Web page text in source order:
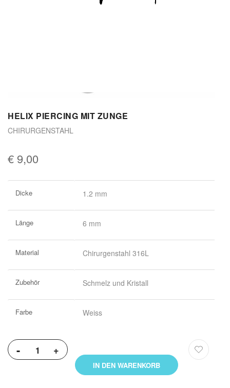
HELIX PIERCING MIT ZUNGE
CHIRURGENSTAHL
€ 9,00
Informationen
Dicke 1.2 mm
Länge 6 mm
Material Chirurgenstahl 316L
Zubehör Schmelz und Kristall
Farbe Weiss
- +
IN DEN WARENKORB